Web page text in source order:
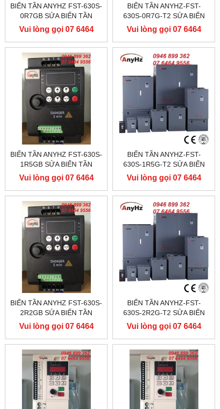
BIẾN TẦN ANYHZ FST-630S-
0R7GB SỬA BIẾN TẦN
ANYHZ
Vui lòng gọi 07 6464
9556
BIẾN TẦN ANYHZ-FST-
630S-0R7G-T2 SỬA BIẾN
TẦN ANYHZ
Vui lòng gọi 07 6464
9556
BIẾN TẦN ANYHZ FST-630S-
1R5GB SỬA BIẾN TẦN
ANYHZ
Vui lòng gọi 07 6464
9556
BIẾN TẦN ANYHZ-FST-
630S-1R5G-T2 SỬA BIẾN
TẦN ANYHZ
Vui lòng gọi 07 6464
9556
BIẾN TẦN ANYHZ FST-630S-
2R2GB SỬA BIẾN TẦN
ANYHZ
Vui lòng gọi 07 6464
9556
BIẾN TẦN ANYHZ-FST-
630S-2R2G-T2 SỬA BIẾN
TẦN ANYHZ
Vui lòng gọi 07 6464
9556